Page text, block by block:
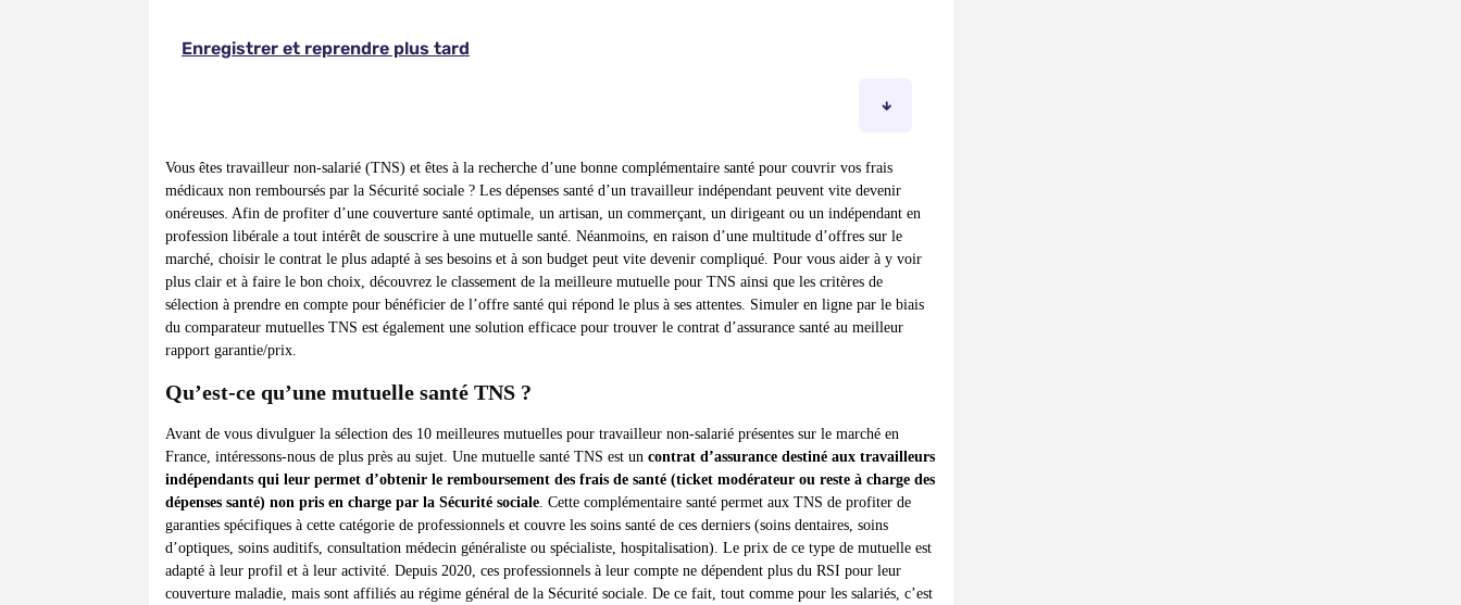
Vous êtes travailleur non-salarié (TNS) et êtes à la recherche d’une bonne complémentaire santé pour couvrir vos frais
médicaux non remboursés par la Sécurité sociale ? Les dépenses santé d’un travailleur indépendant peuvent vite devenir
onéreuses. Afin de profiter d’une couverture santé optimale, un artisan, un commerçant, un dirigeant ou un indépendant en
profession libérale a tout intérêt de souscrire à une mutuelle santé. Néanmoins, en raison d’une multitude d’offres sur le
marché, choisir le contrat le plus adapté à ses besoins et à son budget peut vite devenir compliqué. Pour vous aider à y voir
plus clair et à faire le bon choix, découvrez le classement de la meilleure mutuelle pour TNS ainsi que les critères de
sélection à prendre en compte pour bénéficier de l’offre santé qui répond le plus à ses attentes. Simuler en ligne par le biais
du comparateur mutuelles TNS est également une solution efficace pour trouver le contrat d’assurance santé au meilleur
rapport garantie/prix.
Qu’est-ce qu’une mutuelle santé TNS ?
Avant de vous divulguer la sélection des 10 meilleures mutuelles pour travailleur non-salarié présentes sur le marché en
France, intéressons-nous de plus près au sujet. Une mutuelle santé TNS est un contrat d’assurance destiné aux travailleurs
indépendants qui leur permet d’obtenir le remboursement des frais de santé (ticket modérateur ou reste à charge des
dépenses santé) non pris en charge par la Sécurité sociale . Cette complémentaire santé permet aux TNS de profiter de
garanties spécifiques à cette catégorie de professionnels et couvre les soins santé de ces derniers (soins dentaires, soins
d’optiques, soins auditifs, consultation médecin généraliste ou spécialiste, hospitalisation). Le prix de ce type de mutuelle est
adapté à leur profil et à leur activité. Depuis 2020, ces professionnels à leur compte ne dépendent plus du RSI pour leur
couverture maladie, mais sont affiliés au régime général de la Sécurité sociale. De ce fait, tout comme pour les salariés, c’est